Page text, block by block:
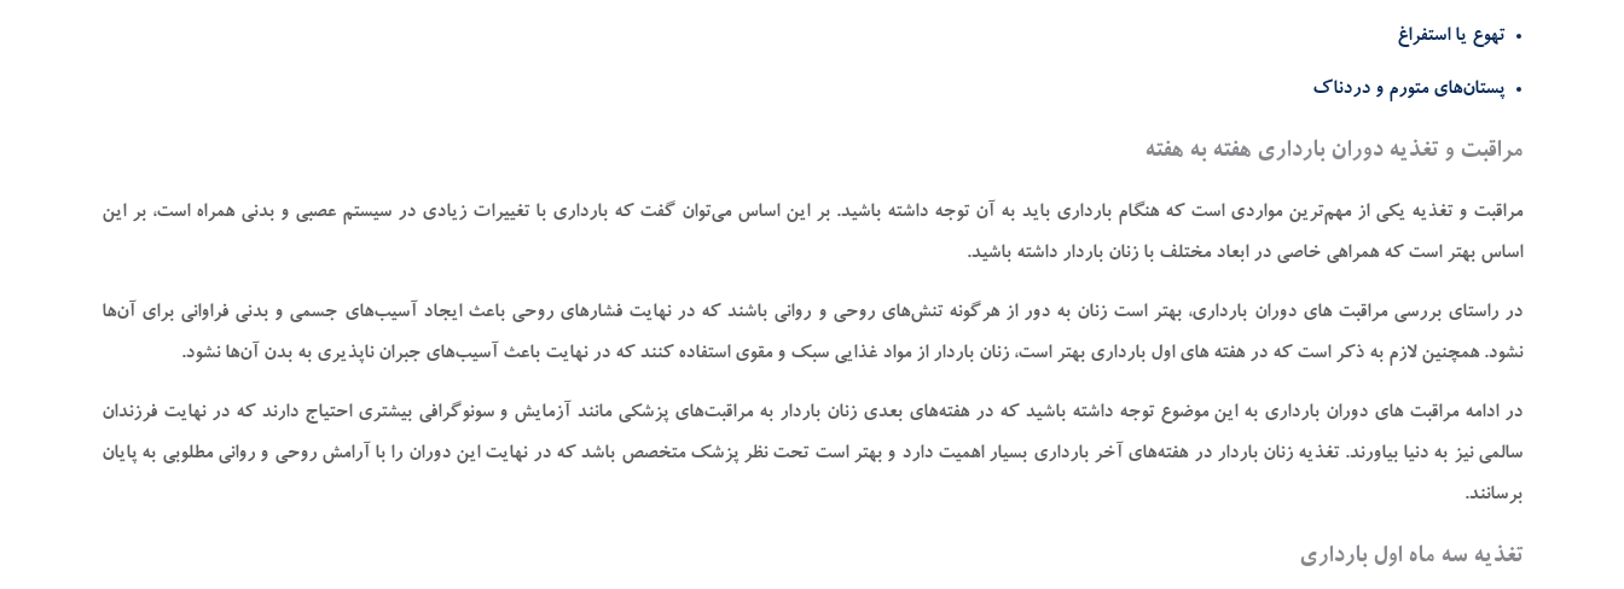
تهوع یا استفراغ
پستان‌های متورم و دردناک
مراقبت و تغذیه دوران بارداری هفته به هفته
مراقبت و تغذیه یکی از مهم‌ترین مواردی است که هنگام بارداری باید به آن توجه داشته باشید. بر این اساس می‌­توان گفت که بارداری با تغییرات زیادی در سیستم عصبی و بدنی همراه است، بر این
اساس بهتر است که همراهی خاصی در ابعاد مختلف با زنان باردار داشته باشید.
در راستای بررسی مراقبت ‌های دوران بارداری، بهتر است زنان به دور از هرگونه تنش‌های روحی و روانی باشند که در نهایت فشارهای روحی باعث ایجاد آسیب‌های جسمی و بدنی فراوانی برای آن‌ها
نشود. همچنین لازم به ذکر است که در هفته‌ های اول بارداری بهتر است، زنان باردار از مواد غذایی سبک و مقوی استفاده کنند که در نهایت باعث آسیب‌های جبران ناپذیری به بدن آن‌ها نشود.
در ادامه مراقبت های دوران بارداری به این موضوع توجه داشته باشید که در هفته‌های بعدی زنان باردار به مراقبت‌های پزشکی مانند آزمایش و سونوگرافی بیشتری احتیاج دارند که در نهایت فرزندان
سالمی نیز به دنیا بیاورند. تغذیه زنان باردار در هفته‌های آخر بارداری بسیار اهمیت دارد و بهتر است تحت نظر پزشک متخصص باشد که در نهایت این دوران را با آرامش روحی و روانی مطلوبی به پایان
برسانند.
تغذیه سه ماه اول بارداری